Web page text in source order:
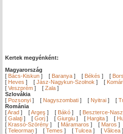
Kertek megyénként:
Magyarország
[ Bács-Kiskun ] [ Baranya ] [ Békés ] [
[ Heves ] [ Jász-Nagykun-Szolnok ] [
[ Veszprém ] [ Zala ]
Szlovákia
[ Pozsonyi ] [ Nagyszombati ] [ Nyitrai ] [
Románia
[Arad ] [Argeş ] [ Bákó ] [ Beszterce-
[ Galaţi ] [ Gorj ] [ Giurgiu ] [ Hargita ] [
[ Krassó-Szörény ] [ Máramaros ] [ Maros ]
[ Teleorman ] [ Temes ] [ Tulcea ] [ Vâlcea